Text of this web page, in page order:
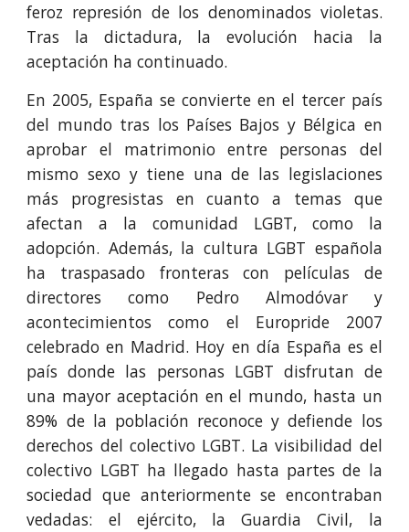
feroz represión de los denominados violetas.
Tras la dictadura, la evolución hacia la
aceptación ha continuado.
En 2005, España se convierte en el tercer país
del mundo tras los Países Bajos y Bélgica en
aprobar el matrimonio entre personas del
mismo sexo y tiene una de las legislaciones
más progresistas en cuanto a temas que
afectan a la comunidad LGBT, como la
adopción. Además, la cultura LGBT española
ha traspasado fronteras con películas de
directores como Pedro Almodóvar y
acontecimientos como el Europride 2007
celebrado en Madrid.​ Hoy en día España es el
país donde las personas LGBT disfrutan de
una mayor aceptación en el mundo, hasta un
89% de la población reconoce y defiende los
derechos del colectivo LGBT.​ La visibilidad del
colectivo LGBT ha llegado hasta partes de la
sociedad que anteriormente se encontraban
vedadas: el ejército, la Guardia Civil, la